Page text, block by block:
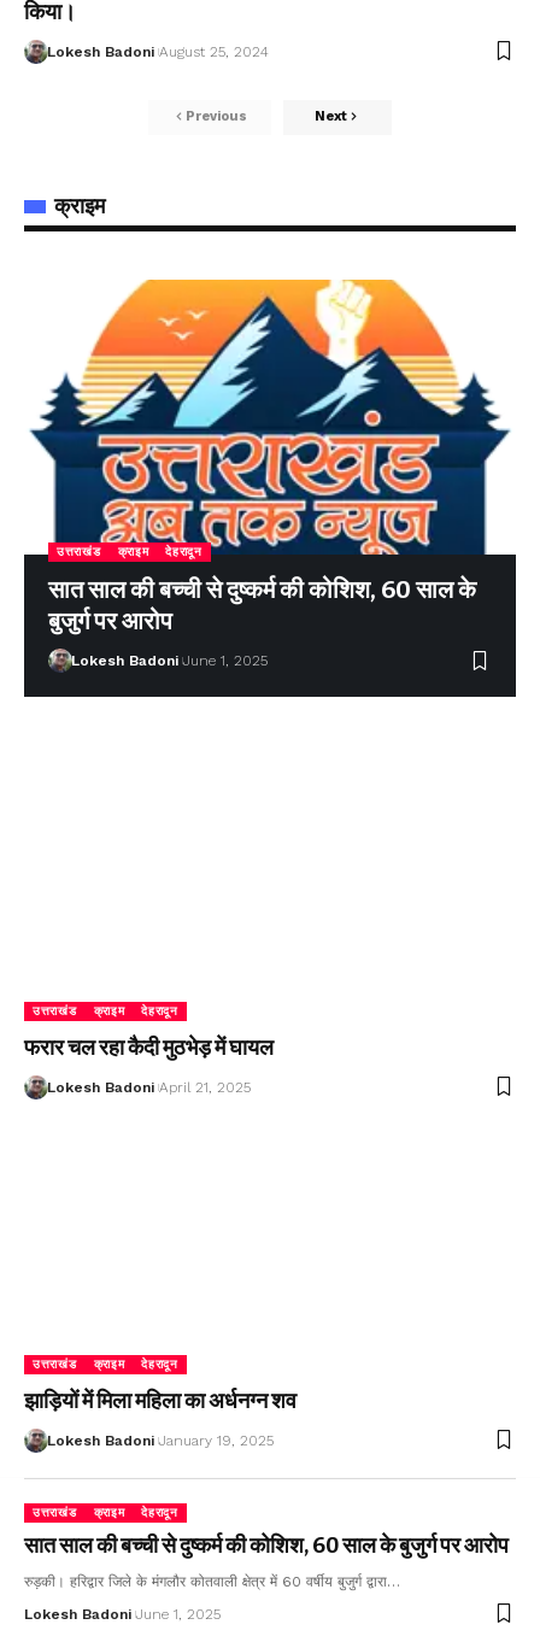
किया।
Lokesh Badoni August 25, 2024
Previous Next
क्राइम
उत्तराखंड क्राइम देहरादून
सात साल की बच्ची से दुष्कर्म की कोशिश, 60 साल के
बुजुर्ग पर आरोप
Lokesh Badoni June 1, 2025
उत्तराखंड क्राइम देहरादून
फरार चल रहा कैदी मुठभेड़ में घायल
Lokesh Badoni April 21, 2025
उत्तराखंड क्राइम देहरादून
झाड़ियों में मिला महिला का अर्धनग्न शव
Lokesh Badoni January 19, 2025
उत्तराखंड क्राइम देहरादून
सात साल की बच्ची से दुष्कर्म की कोशिश, 60 साल के बुजुर्ग पर आरोप
रुड़की। हरिद्वार जिले के मंगलौर कोतवाली क्षेत्र में 60 वर्षीय बुजुर्ग द्वारा…
Lokesh Badoni June 1, 2025